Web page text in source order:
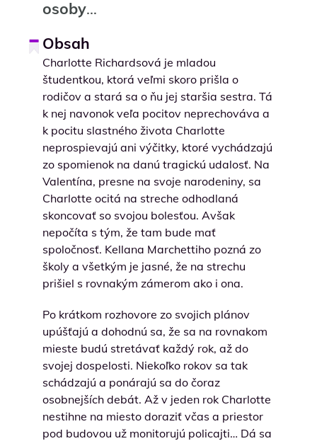
osoby…
Obsah
Charlotte Richardsová je mladou
študentkou, ktorá veľmi skoro prišla o
rodičov a stará sa o ňu jej staršia sestra. Tá
k nej navonok veľa pocitov neprechováva a
k pocitu slastného života Charlotte
neprospievajú ani výčitky, ktoré vychádzajú
zo spomienok na danú tragickú udalosť. Na
Valentína, presne na svoje narodeniny, sa
Charlotte ocitá na streche odhodlaná
skoncovať so svojou bolesťou. Avšak
nepočíta s tým, že tam bude mať
spoločnosť. Kellana Marchettiho pozná zo
školy a všetkým je jasné, že na strechu
prišiel s rovnakým zámerom ako i ona.
Po krátkom rozhovore zo svojich plánov
upúšťajú a dohodnú sa, že sa na rovnakom
mieste budú stretávať každý rok, až do
svojej dospelosti. Niekoľko rokov sa tak
schádzajú a ponárajú sa do čoraz
osobnejších debát. Až v jeden rok Charlotte
nestihne na miesto doraziť včas a priestor
pod budovou už monitorujú policajti… Dá sa